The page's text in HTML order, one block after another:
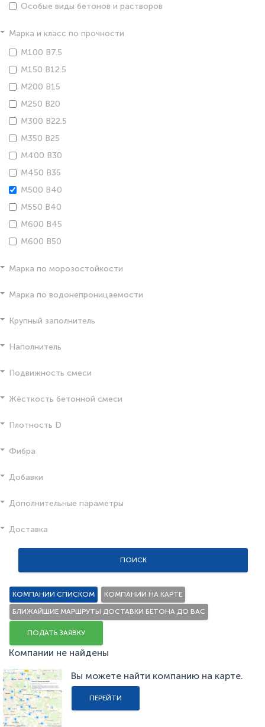
Особые виды бетонов и растворов
Марка и класс по прочности
М100 В7.5
М150 В12.5
М200 В15
М250 В20
М300 В22.5
М350 В25
М400 В30
М450 В35
М500 В40
М550 В40
М600 В45
М600 В50
Марка по морозостойкости
Марка по водонепроницаемости
Крупный заполнитель
Наполнитель
Подвижность смеси
Жёсткость бетонной смеси
Плотность D
Фибра
Добавки
Дополнительные параметры
Доставка
ПОИСК
КОМПАНИИ СПИСКОМ КОМПАНИИ НА КАРТЕ
БЛИЖАЙШИЕ МАРШРУТЫ ДОСТАВКИ БЕТОНА ДО ВАС
ПОДАТЬ ЗАЯВКУ
Компании не найдены
Вы можете найти компанию на карте.
ПЕРЕЙТИ